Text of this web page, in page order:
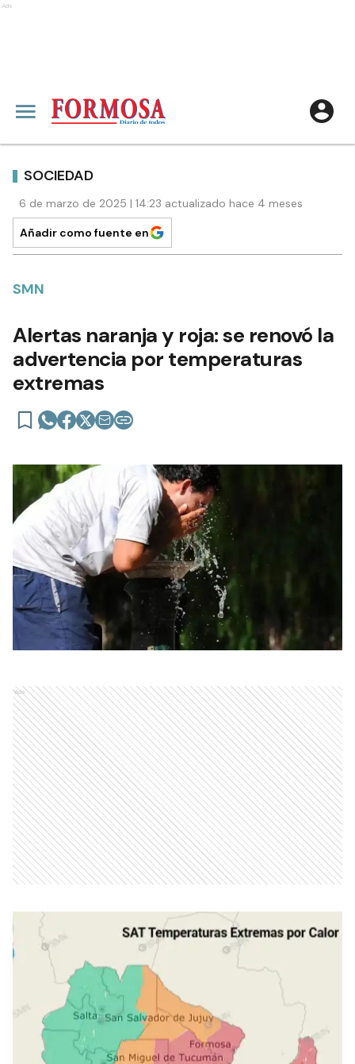
Ads
SOCIEDAD
6 de marzo de 2025 | 14:23 actualizado hace 4 meses
Añadir como fuente en
SMN
Alertas naranja y roja: se renovó la
advertencia por temperaturas
extremas
Ads